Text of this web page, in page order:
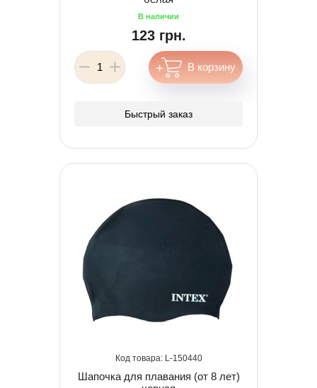
123 грн.
Быстрый заказ
150440
Шапочка для плавания (от 8 лет)